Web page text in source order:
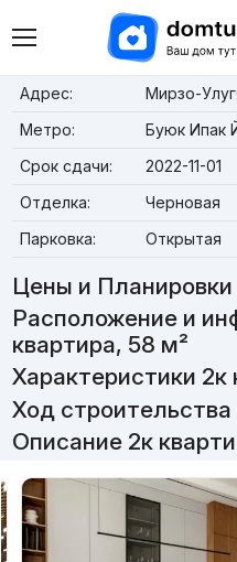
Адрес:
Мирзо-
Метро:
Буюк Ипак
Срок сдачи:
2022-11-01
Отделка:
Черновая
Парковка:
Открытая
Цены и Планировки
Расположение и
квартира, 58 м²
Характеристики 2к
Ход
Описание 2к